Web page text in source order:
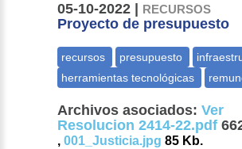
05-10-2022 | RECURSOS
Proyecto de presupuesto
Archivos asociados: Ver
Resolucion 2414-22.pdf
,001_Justicia.jpg 85 Kb.